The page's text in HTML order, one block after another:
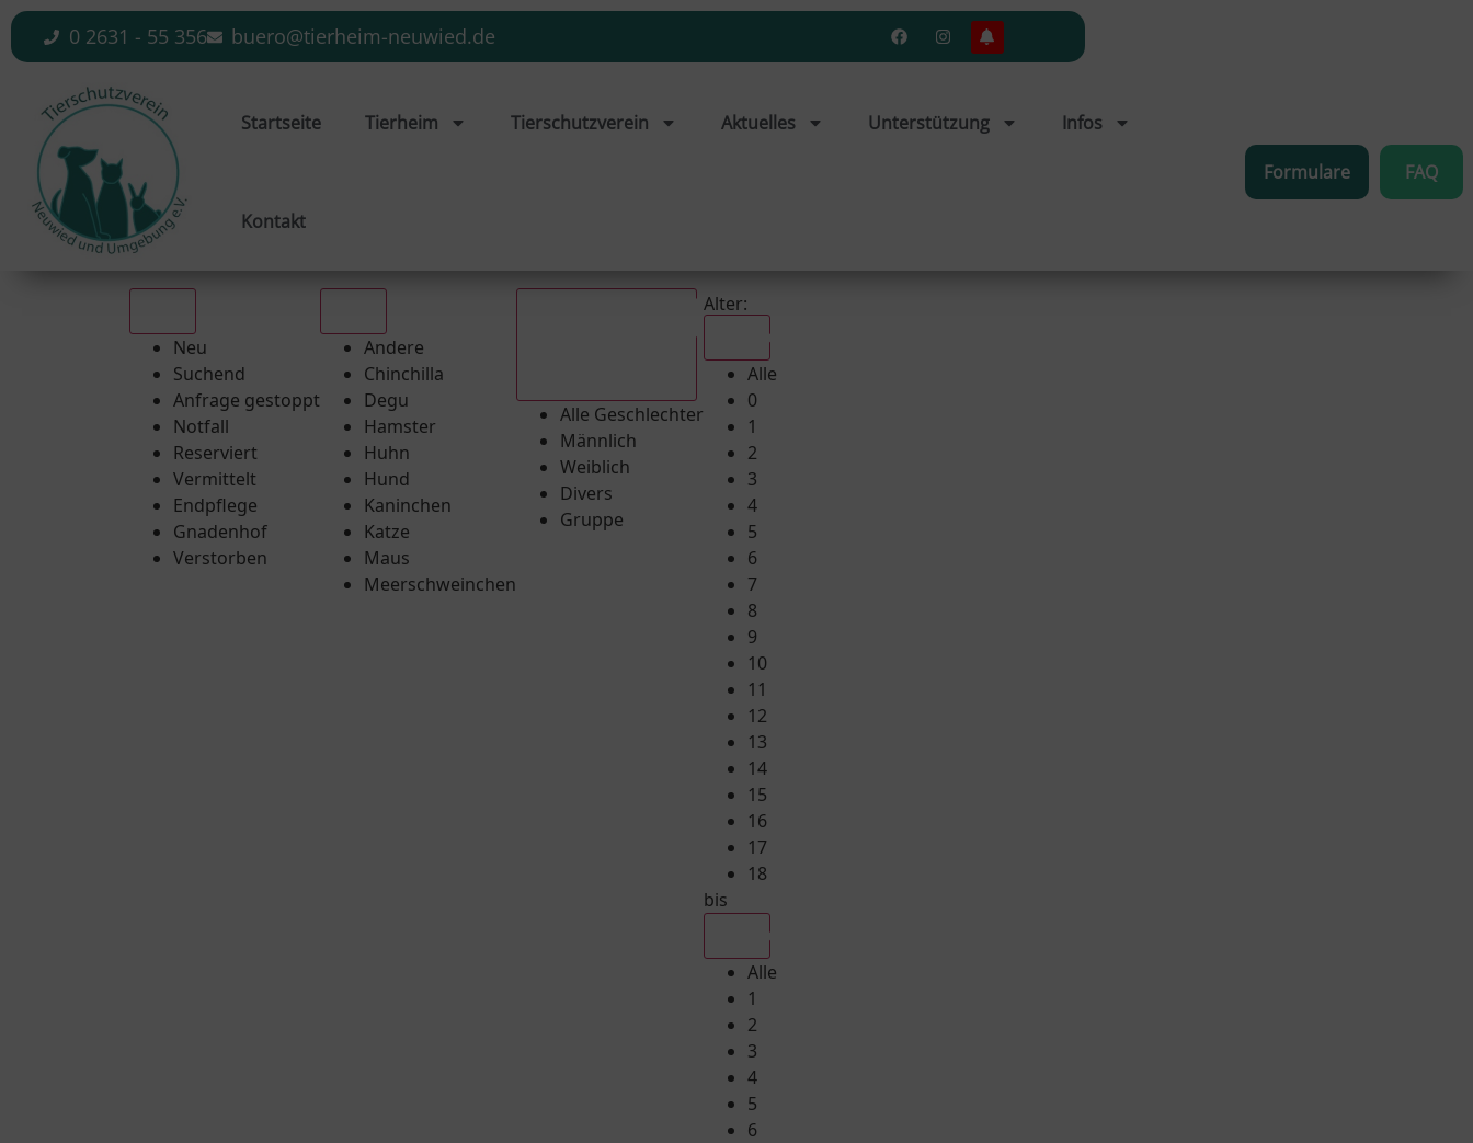
0 2631 - 55 356 buero@tierheim-neuwied.de
Startseite Tierheim Tierschutzverein Aktuelles Unterstützung Infos
Kontakt
Formulare FAQ
Neu
Suchend
Anfrage gestoppt
Notfall
Reserviert
Vermittelt
Endpflege
Gnadenhof
Verstorben
Andere
Chinchilla
Degu
Hamster
Huhn
Hund
Kaninchen
Katze
Maus
Meerschweinchen
Alle Geschlechter
Männlich
Weiblich
Divers
Gruppe
Alter:
Alle
0
1
2
3
4
5
6
7
8
9
10
11
12
13
14
15
16
17
18
bis
Alle
1
2
3
4
5
6